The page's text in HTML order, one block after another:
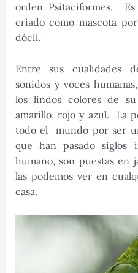
orden Psitaciformes.
criado como mascota
dócil.
Entre sus cualidades
sonidos y voces
los lindos colores de
amarillo, rojo y azul. La
todo el mundo por ser
que han pasado siglos
humano, son puestas en
las podemos ver en
casa.